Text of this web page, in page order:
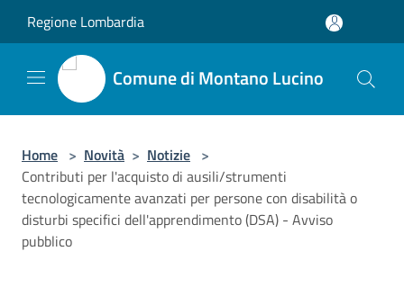
Regione Lombardia
Comune di Montano Lucino
Home > Novità > Notizie >
Contributi per l'acquisto di ausili/strumenti
tecnologicamente avanzati per persone con disabilità o
disturbi specifici dell'apprendimento (DSA) - Avviso
pubblico